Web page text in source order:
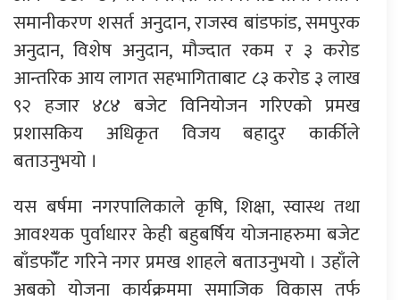
समानीकरण शसर्त अनुदान, राजस्व बांडफांड, समपुरक
अनुदान, विशेष अनुदान, मौज्दात रकम र ३ करोड
आन्तरिक आय लागत सहभागिताबाट ८३ करोड ३ लाख
९२ हजार ४८४ बजेट विनियोजन गरिएको प्रमख
प्रशासकिय अधिकृत विजय बहादुर कार्कीले
बताउनुभयो ।
यस बर्षमा नगरपालिकाले कृषि, शिक्षा, स्वास्थ तथा
आवश्यक पुर्वाधारर केही बहुबर्षिय योजनाहरुमा बजेट
बाँडफाँँट गरिने नगर प्रमख शाहले बताउनुभयो । उहाँले
अबको योजना कार्यक्रममा समाजिक विकास तर्फ